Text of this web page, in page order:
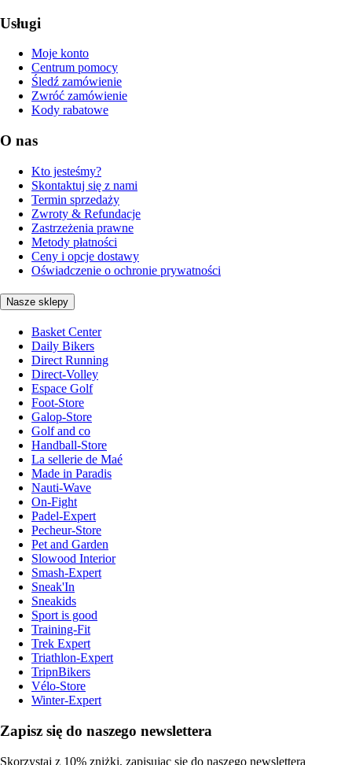
Usługi
Moje konto
Centrum pomocy
Śledź zamówienie
Zwróć zamówienie
Kody rabatowe
O nas
Kto jesteśmy?
Skontaktuj się z nami
Termin sprzedaży
Zwroty & Refundacje
Zastrzeżenia prawne
Metody płatności
Ceny i opcje dostawy
Oświadczenie o ochronie prywatności
Nasze sklepy
Basket Center
Daily Bikers
Direct Running
Direct-Volley
Espace Golf
Foot-Store
Galop-Store
Golf and co
Handball-Store
La sellerie de Maé
Made in Paradis
Nauti-Wave
On-Fight
Padel-Expert
Pecheur-Store
Pet and Garden
Slowood Interior
Smash-Expert
Sneak'In
Sneakids
Sport is good
Training-Fit
Trek Expert
Triathlon-Expert
TripnBikers
Vélo-Store
Winter-Expert
Zapisz się do naszego newslettera
Skorzystaj z 10% zniżki, zapisując się do naszego newslettera